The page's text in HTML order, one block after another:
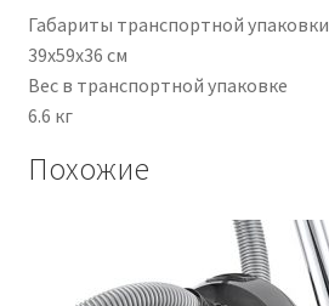
Габариты транспортной упаковки
39х59х36 см
Вес в транспортной упаковке
6.6 кг
Похожие